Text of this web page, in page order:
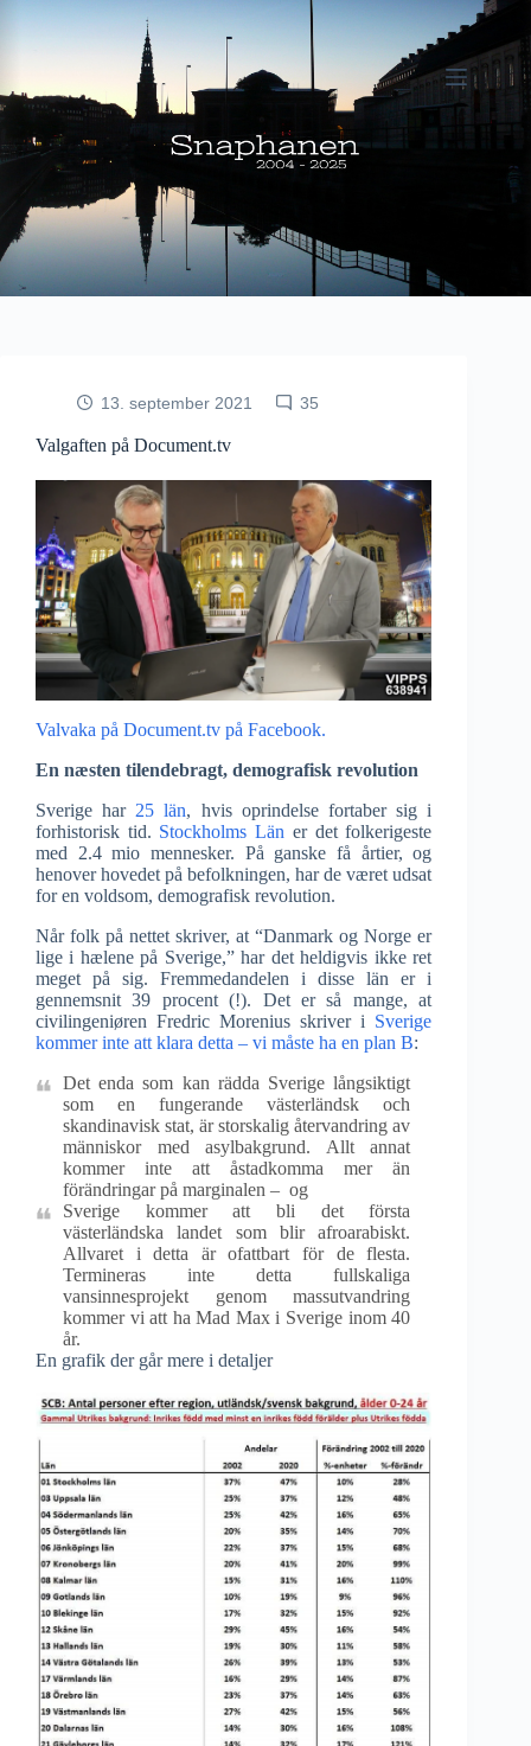
13. september 2021 35
Valgaften på Document.tv
Valvaka på Document.tv på Facebook.
En næsten tilendebragt, demografisk revolution
Sverige har25 län, hvis oprindelse fortaber sig i
forhistorisk tid. Stockholms Län er det folkerigeste
med 2.4 mio mennesker. På ganske få årtier, og
henover hovedet på befolkningen, har de været udsat
for en voldsom, demografisk revolution.
Når folk på nettet skriver, at “Danmark og Norge er
lige i hælene på Sverige,” har det heldigvis ikke ret
meget på sig. Fremmedandelen i disse län er i
gennemsnit 39 procent (!). Det er så mange, at
civilingeniøren Fredric Morenius skriver i Sverige
kommer inte att klara detta – vi måste ha en plan B:
Det enda som kan rädda Sverige långsiktigt
som en fungerande västerländsk och
skandinavisk stat, är storskalig återvandring av
människor med asylbakgrund. Allt annat
kommer inte att åstadkomma mer än
förändringar på marginalen – og
Sverige kommer att bli det första
västerländska landet som blir afroarabiskt.
Allvaret i detta är ofattbart för de flesta.
Termineras inte detta fullskaliga
vansinnesprojekt genom massutvandring
kommer vi att ha Mad Max i Sverige inom 40
år.
En grafik der går mere i detaljer